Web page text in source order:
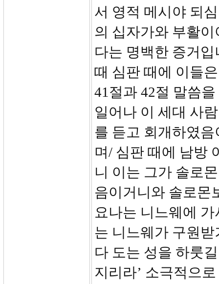
서 영적 메시야 되
의 십자가와 부활
다는 명백한 증거
때 심판 때에 이들
41절과 42절 말씀
일어나 이 세대 사
를 듣고 회개하였
며/ 심판 때에 남방
니 이는 그가 솔로
음이거니와 솔로몬
요나는 니느웨에
는 니느웨가 구원
다 도는 성을 하룻
지리라’ 소극적으